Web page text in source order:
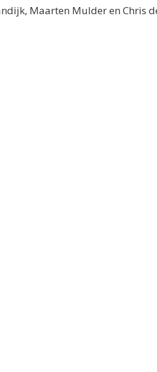
Maarten Mulder en Chris